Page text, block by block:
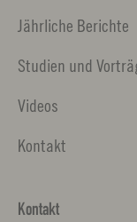
Jährliche Berichte
Studien und
Videos
Kontakt
Kontakt